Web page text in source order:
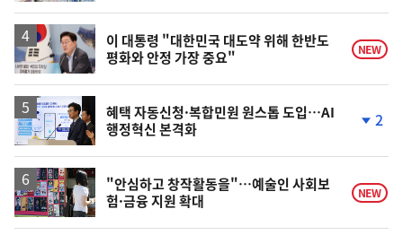
계
승
이 대통령 "대한민국 대도약 위해 한반도
평화와 안정 가장 중요"
NEW
혜택 자동신청·복합민원 원스톱 도입…AI
행정혁신 본격화
계
락
2
"안심하고 창작활동을"…예술인 사회보
험·금융 지원 확대
NEW